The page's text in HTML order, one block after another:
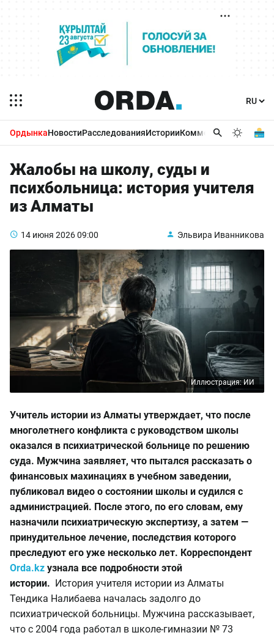
ОрдынкаНовостиРасследованияИсторииКомментарииБизнес
Жалобы на школу, суды и
психбольница: история учителя
из Алматы
14 июня 202609:00 Эльвира Иванникова
Иллюстрация: ИИ
Учитель истории из Алматы утверждает, что после
многолетнего конфликта с руководством школы
оказался в психиатрической больнице по решению
суда. Мужчина заявляет, что пытался рассказать о
финансовых махинациях в учебном заведении,
публиковал видео о состоянии школы и судился с
администрацией. После этого, по его словам, ему
назначили психиатрическую экспертизу, а затем —
принудительное лечение, последствия которого
преследуют его уже несколько лет. Корреспондент
Orda.kz узнала все подробности этой
истории. История учителя истории из Алматы
Тендика Налибаева началась задолго до
психиатрической больницы. Мужчина рассказывает,
что с 2004 года работал в школе-гимназии № 73